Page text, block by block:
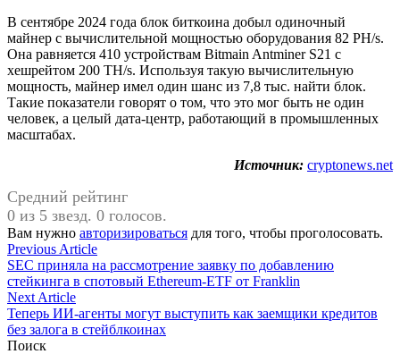
В сентябре 2024 года блок биткоина добыл одиночный
майнер с вычислительной мощностью оборудования 82 PH/s.
Она равняется 410 устройствам Bitmain Antminer S21 с
хешрейтом 200 TH/s. Используя такую вычислительную
мощность, майнер имел один шанс из 7,8 тыс. найти блок.
Такие показатели говорят о том, что это мог быть не один
человек, а целый дата-центр, работающий в промышленных
масштабах.
Источник: cryptonews.net
Средний рейтинг
0 из 5 звезд. 0 голосов.
Вам нужно авторизироваться для того, чтобы проголосовать.
Навигация
по
записям
Previous ArticlePrevious
article:
SEC приняла на рассмотрение заявку по добавлению
стейкинга в спотовый Ethereum-ETF от Franklin
Next ArticleNext
article:
Теперь ИИ-агенты могут выступить как заемщики кредитов
без залога в стейблкоинах
Поиск